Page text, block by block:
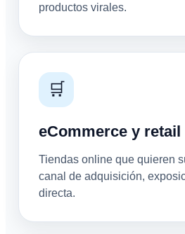
productos virales.
🛒
eCommerce y retail
Tiendas online que quieren
canal de adquisición,
directa.